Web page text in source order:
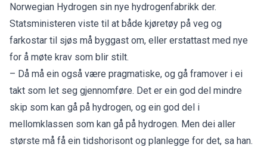
Norwegian Hydrogen sin nye hydrogenfabrikk der.
Statsministeren viste til at både kjøretøy på veg og
farkostar til sjøs må byggast om, eller erstattast med nye
for å møte krav som blir stilt.
– Då må ein også være pragmatiske, og gå framover i ei
takt som let seg gjennomføre. Det er ein god del mindre
skip som kan gå på hydrogen, og ein god del i
mellomklassen som kan gå på hydrogen. Men dei aller
største må få ein tidshorisont og planlegge for det, sa han.